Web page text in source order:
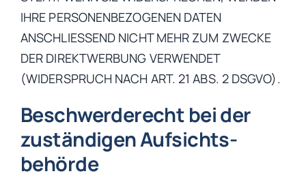
IHRE PERSONENBEZOGENEN DATEN
ANSCHLIESSEND NICHT MEHR ZUM ZWECKE
DER DIREKTWERBUNG VERWENDET
(WIDERSPRUCH NACH ART. 21 ABS. 2 DSGVO).
Beschwerde­recht bei der
zuständigen Aufsichts­
behörde